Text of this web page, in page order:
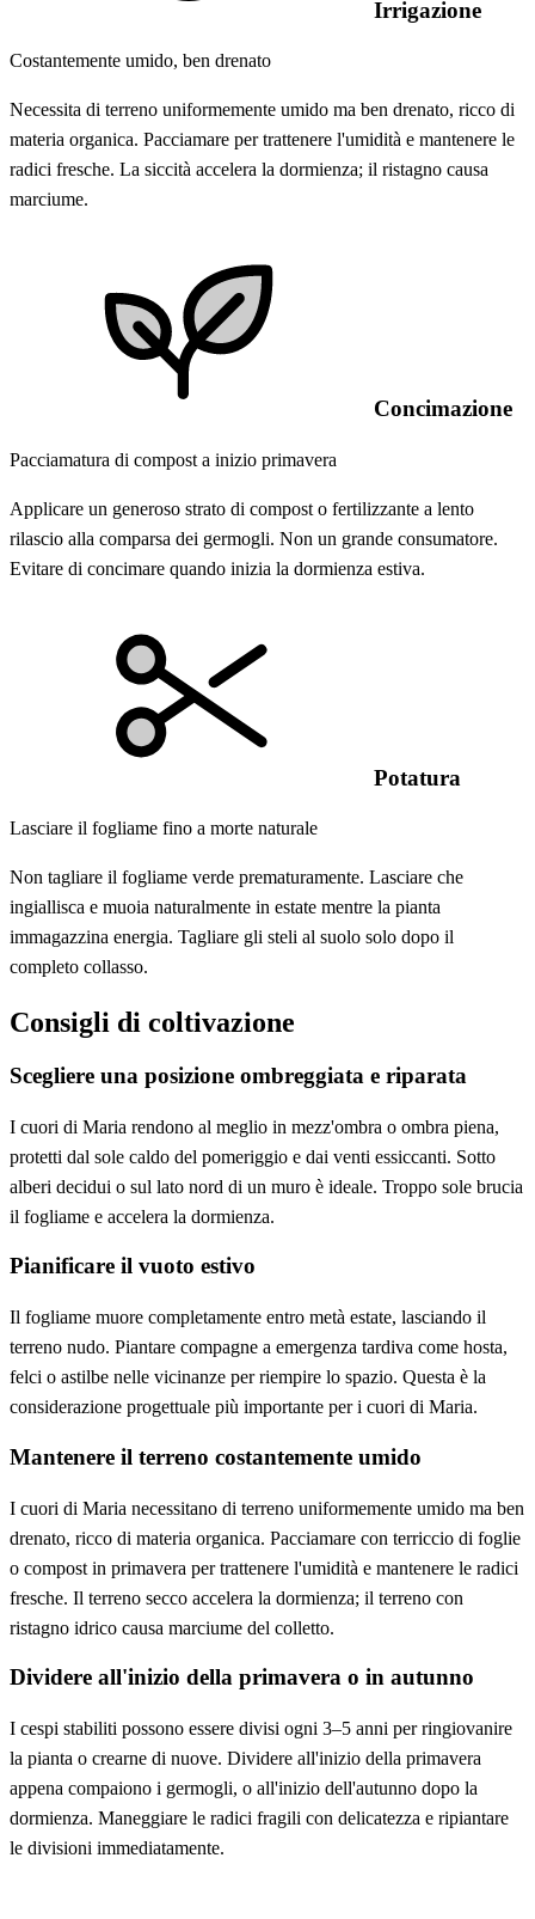
Irrigazione
Costantemente umido, ben drenato
Necessita di terreno uniformemente umido ma ben drenato, ricco di
materia organica. Pacciamare per trattenere l'umidità e mantenere le
radici fresche. La siccità accelera la dormienza; il ristagno causa
marciume.
Concimazione
Pacciamatura di compost a inizio primavera
Applicare un generoso strato di compost o fertilizzante a lento
rilascio alla comparsa dei germogli. Non un grande consumatore.
Evitare di concimare quando inizia la dormienza estiva.
Potatura
Lasciare il fogliame fino a morte naturale
Non tagliare il fogliame verde prematuramente. Lasciare che
ingiallisca e muoia naturalmente in estate mentre la pianta
immagazzina energia. Tagliare gli steli al suolo solo dopo il
completo collasso.
Consigli di coltivazione
Scegliere una posizione ombreggiata e riparata
I cuori di Maria rendono al meglio in mezz'ombra o ombra piena,
protetti dal sole caldo del pomeriggio e dai venti essiccanti. Sotto
alberi decidui o sul lato nord di un muro è ideale. Troppo sole brucia
il fogliame e accelera la dormienza.
Pianificare il vuoto estivo
Il fogliame muore completamente entro metà estate, lasciando il
terreno nudo. Piantare compagne a emergenza tardiva come hosta,
felci o astilbe nelle vicinanze per riempire lo spazio. Questa è la
considerazione progettuale più importante per i cuori di Maria.
Mantenere il terreno costantemente umido
I cuori di Maria necessitano di terreno uniformemente umido ma ben
drenato, ricco di materia organica. Pacciamare con terriccio di foglie
o compost in primavera per trattenere l'umidità e mantenere le radici
fresche. Il terreno secco accelera la dormienza; il terreno con
ristagno idrico causa marciume del colletto.
Dividere all'inizio della primavera o in autunno
I cespi stabiliti possono essere divisi ogni 3–5 anni per ringiovanire
la pianta o crearne di nuove. Dividere all'inizio della primavera
appena compaiono i germogli, o all'inizio dell'autunno dopo la
dormienza. Maneggiare le radici fragili con delicatezza e ripiantare
le divisioni immediatamente.